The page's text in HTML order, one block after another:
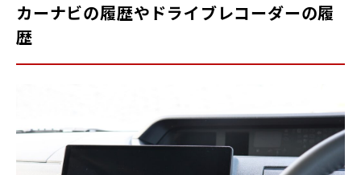
カーナビの履歴やドライブレコーダーの履
歴